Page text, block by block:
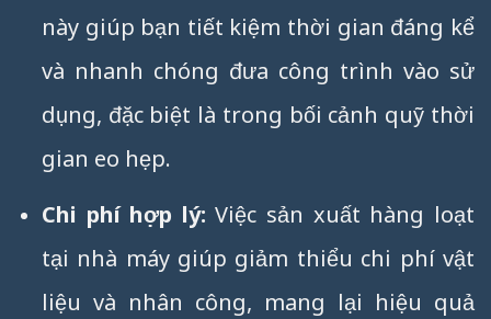
này giúp bạn tiết kiệm thời gian đáng kể
và nhanh chóng đưa công trình vào sử
dụng, đặc biệt là trong bối cảnh quỹ thời
gian eo hẹp.
Chi phí hợp lý: Việc sản xuất hàng loạt
tại nhà máy giúp giảm thiểu chi phí vật
liệu và nhân công, mang lại hiệu quả